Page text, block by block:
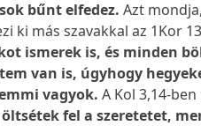
bűnt elfedez.Azt
ki más szavakkal az 1Kor
ismerek is, és minden
van is, úgyhogy
vagyok.A Kol 3,14-
fel a szeretetet,